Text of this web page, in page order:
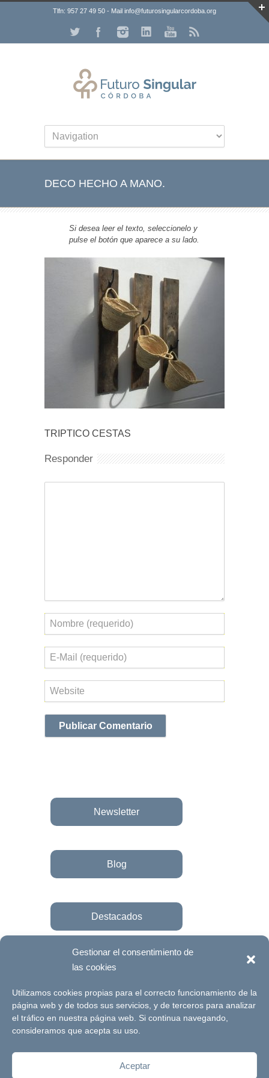
Gestionar el consentimiento de
las cookies
Utilizamos cookies propias para el correcto funcionamiento de la
página web y de todos sus servicios, y de terceros para analizar
el tráfico en nuestra página web. Si continua navegando,
consideramos que acepta su uso.
Aceptar
Tlfn: 957 27 49 50 - Mail info@futurosingularcordoba.org
DECO HECHO A MANO.
Si desea leer el texto, seleccionelo y
pulse el botón que aparece a su lado.
TRIPTICO CESTAS
Responder
Nombre
Correo
electrónico
Web
Newsletter
Blog
Destacados
Únete a la fundación
© Futuro Singular Córdoba 2017. Web
desarrollada por
Aviso Legal